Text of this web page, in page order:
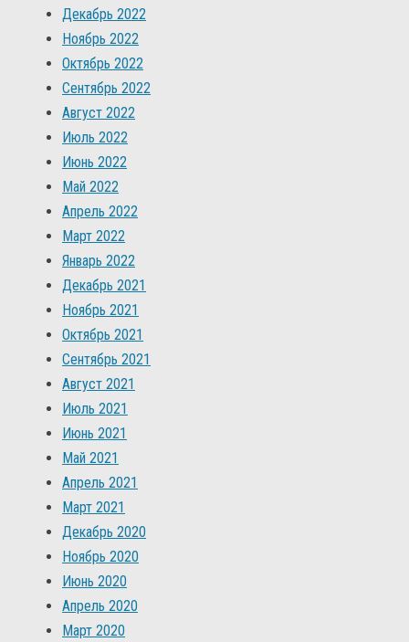
Декабрь 2022
Ноябрь 2022
Октябрь 2022
Сентябрь 2022
Август 2022
Июль 2022
Июнь 2022
Май 2022
Апрель 2022
Март 2022
Январь 2022
Декабрь 2021
Ноябрь 2021
Октябрь 2021
Сентябрь 2021
Август 2021
Июль 2021
Июнь 2021
Май 2021
Апрель 2021
Март 2021
Декабрь 2020
Ноябрь 2020
Июнь 2020
Апрель 2020
Март 2020